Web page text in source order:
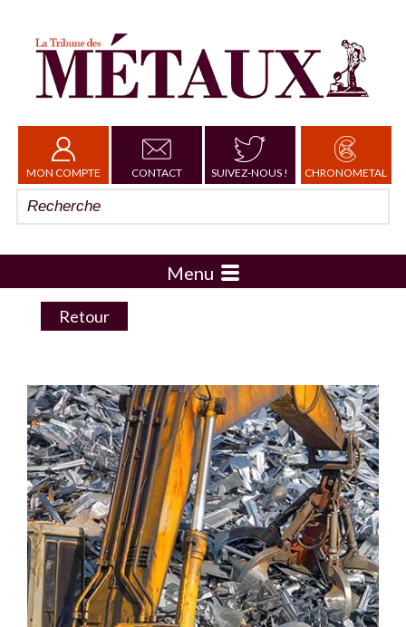
MON COMPTE CONTACT SUIVEZ-NOUS ! CHRONOMETAL
Menu
Retour